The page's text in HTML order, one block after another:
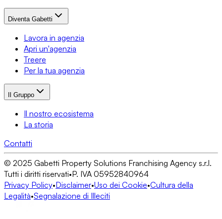
Diventa Gabetti
Lavora in agenzia
Apri un'agenzia
Treere
Per la tua agenzia
Il Gruppo
Il nostro ecosistema
La storia
Contatti
© 2025 Gabetti Property Solutions Franchising Agency s.r.l.
Tutti i diritti riservati•P. IVA 05952840964
Privacy Policy•Disclaimer•Uso dei Cookie•Cultura della
Legalità•Segnalazione di Illeciti